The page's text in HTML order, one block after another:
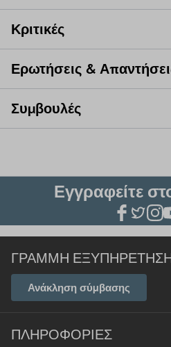
Κριτικές
Ερωτήσεις &
Συμβουλές
Εγγραφείτε
ΓΡΑΜΜΉ
Ανάκληση σύμβασης
ΠΛΗΡΟΦΟΡΊΕΣ